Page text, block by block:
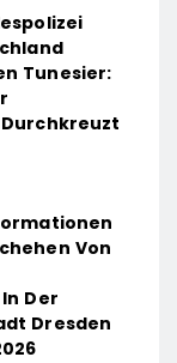
Tunesier:
Von
Der
Dresden